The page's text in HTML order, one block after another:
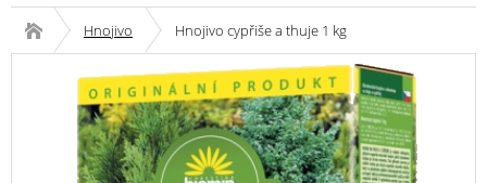
Hnojivo Hnojivo cypřiše a thuje 1 kg